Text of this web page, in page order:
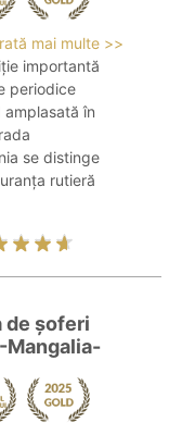
mai multe >>
importantă
periodice
în
se distinge
rutieră
de șoferi
Mangalia-